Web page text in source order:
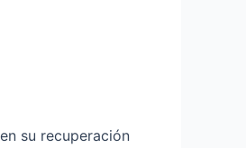
su recuperación